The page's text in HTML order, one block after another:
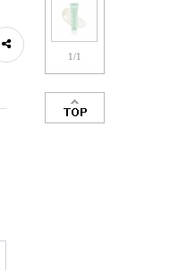
1/1